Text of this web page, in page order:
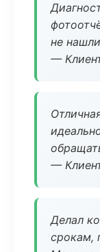
не
—
—
Делал
срокам,